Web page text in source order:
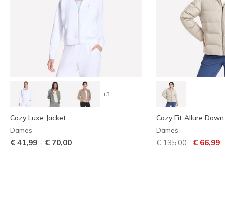
+3
Cozy Luxe Jacket
Dames
€ 41,99 - € 70,00
Cozy Fit Allure
Dames
Prijs verlaagd van
€ 135,00naar
€ 66,99